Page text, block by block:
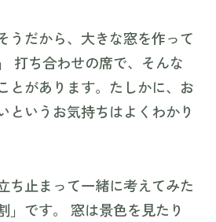
うだから、大きな窓を作って
打ち合わせの席で、そんな
とがあります。たしかに、お
というお気持ちはよくわかり
ち止まって一緒に考えてみた
」です。 窓は景色を見たり